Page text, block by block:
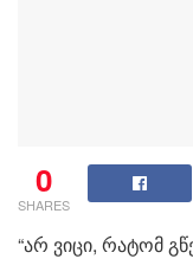
0
SHARES
“არ ვიცი, რატომ